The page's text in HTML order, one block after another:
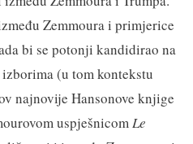
Zemmoura i primjerice
bi se potonji kandidirao na
(u tom kontekstu
najnovije Hansonove knjige
uspješnicomLe